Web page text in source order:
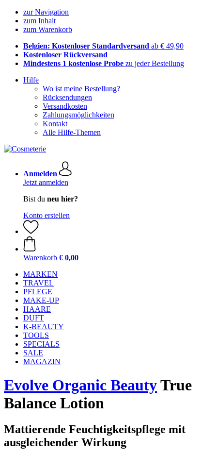
zur Navigation
zum Inhalt
zum Warenkorb
Belgien: Kostenloser Standardversand ab € 49,90
Kostenloser Rückversand
Mindestens 1 kostenlose Probe zu jeder Bestellung
Hilfe
Wo ist meine Bestellung?
Rücksendungen
Versandkosten
Zahlungsmöglichkeiten
Kontakt
Alle Hilfe-Themen
Anmelden
Jetzt anmelden
Bist du neu hier?
Konto erstellen
Warenkorb € 0,00
MARKEN
TRAVEL
PFLEGE
MAKE-UP
HAARE
DUFT
K-BEAUTY
TOOLS
SPECIALS
SALE
MAGAZIN
Evolve Organic BeautyTrue
Balance Lotion
Mattierende Feuchtigkeitspflege mit
ausgleichender Wirkung